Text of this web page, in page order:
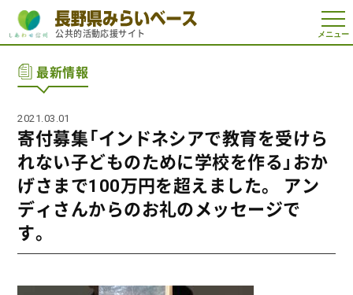
t
o
公共的活動応援サイト
最新情報
2021.03.01
寄付募集「インドネシアで教育を受けら
れない子どものために学校を作る」おか
げさまで100万円を超えました。 アン
ディさんからのお礼のメッセージで
す。